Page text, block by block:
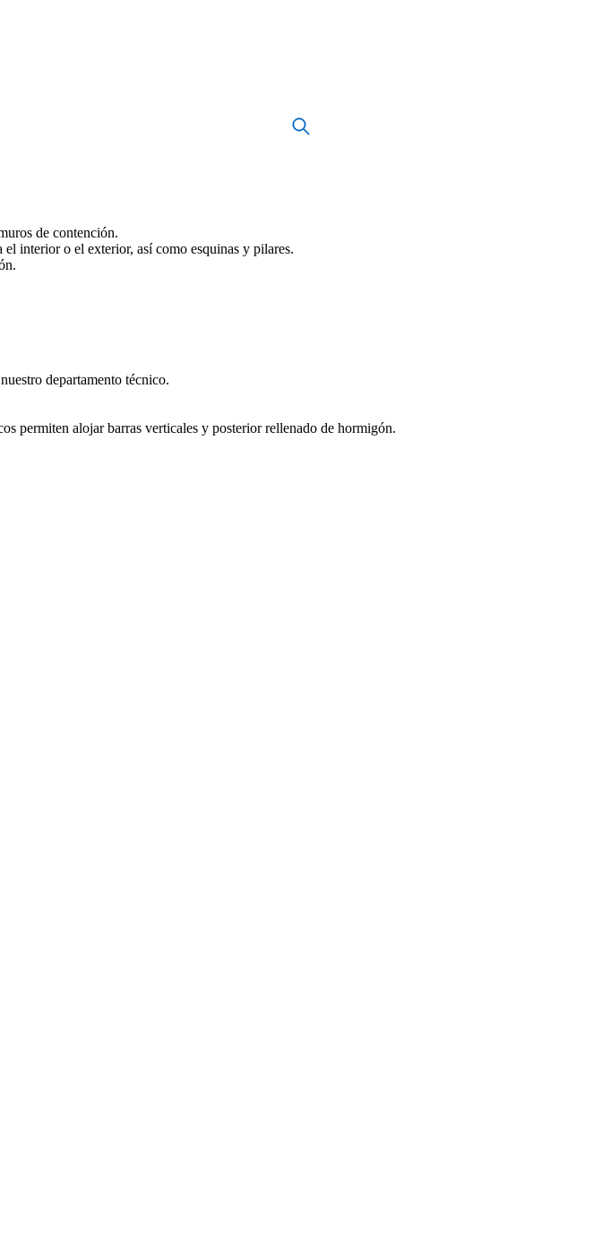
de contención.
interior o el exterior, así como esquinas y pilares.
departamento técnico.
permiten alojar barras verticales y posterior rellenado de hormigón.